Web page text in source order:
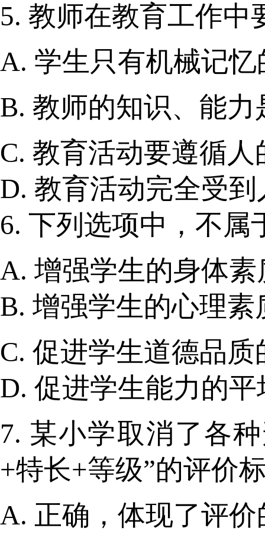
5. 教师在教育工作中
A. 学生只有机械记忆
B. 教师的知识、能力
C. 教育活动要遵循
D. 教育活动完全受
6. 下列选项中，不属
A. 增强学生的身体素
B. 增强学生的心理素
C. 促进学生道德品质
D. 促进学生能力的平
7. 某小学取消了各
+特长+等级”的评价
A. 正确，体现了评